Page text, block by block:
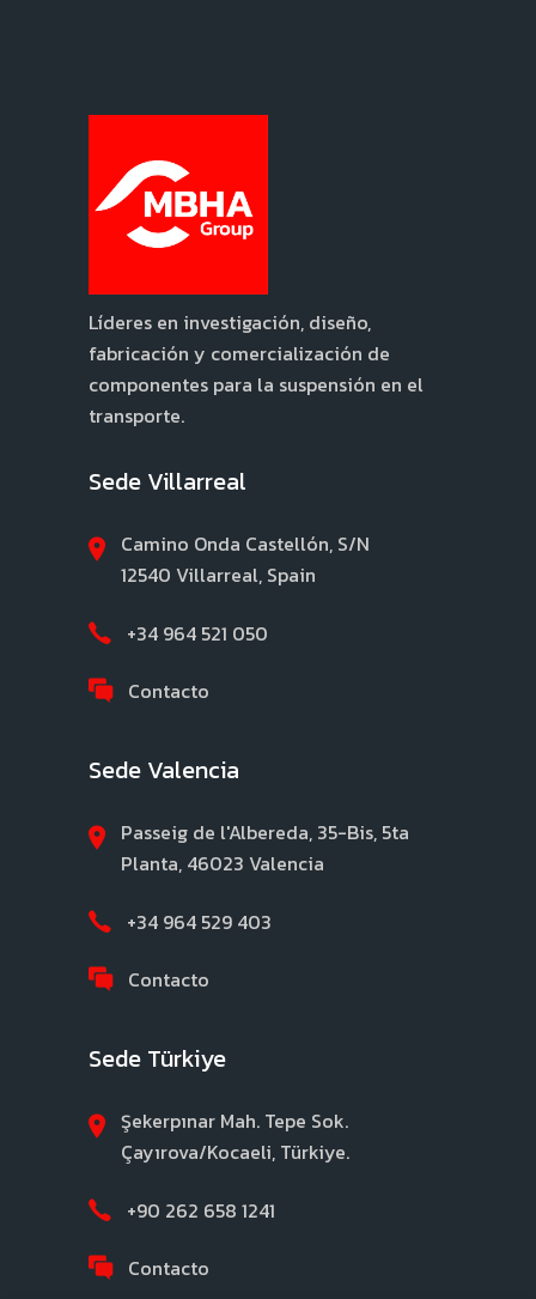
Líderes en investigación, diseño,
fabricación y comercialización de
componentes para la suspensión en el
transporte.
Sede Villarreal
Camino Onda Castellón, S/N
12540 Villarreal, Spain
+34 964 521 050
Contacto
Sede Valencia
Passeig de l'Albereda, 35-Bis, 5ta
Planta, 46023 Valencia
+34 964 529 403
Contacto
Sede Türkiye
Şekerpınar Mah. Tepe Sok.
Çayırova/Kocaeli, Türkiye.
+90 262 658 1241
Contacto